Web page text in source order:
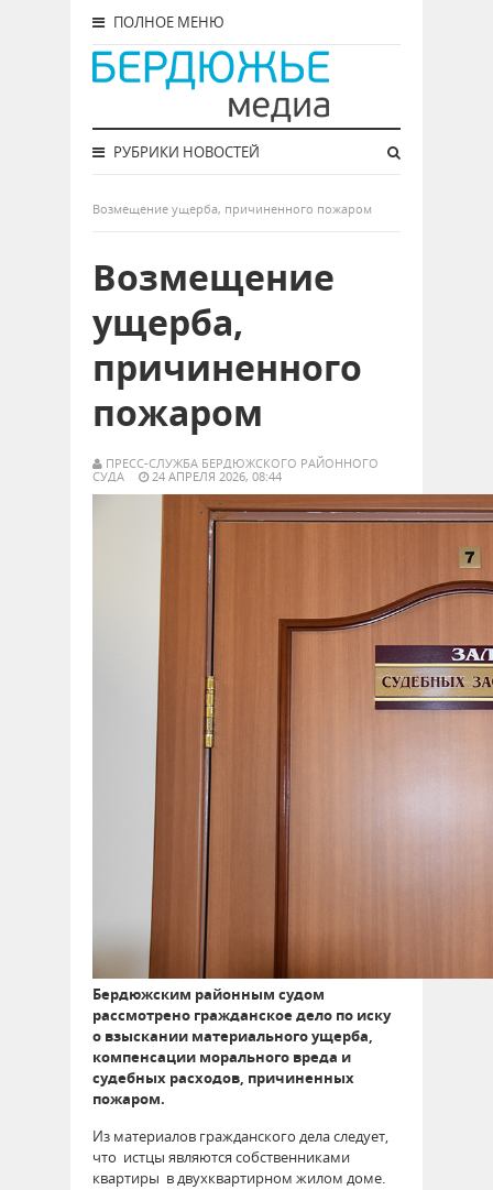
ПОЛНОЕ МЕНЮ
РУБРИКИ НОВОСТЕЙ
Возмещение ущерба, причиненного пожаром
Возмещение
ущерба,
причиненного
пожаром
ПРЕСС-СЛУЖБА БЕРДЮЖСКОГО РАЙОННОГО
СУДА
24 АПРЕЛЯ 2026, 08:44
Бердюжским районным судом
рассмотрено гражданское дело по иску
о взыскании материального ущерба,
компенсации морального вреда и
судебных расходов, причиненных
пожаром.
Из материалов гражданского дела следует,
что истцы являются собственниками
квартиры в двухквартирном жилом доме.